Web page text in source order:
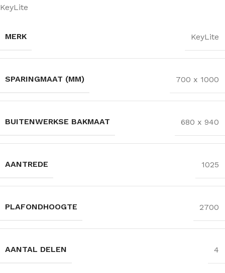
KeyLite
MERK KeyLite
SPARINGMAAT (MM) 700 x 1000
BUITENWERKSE BAKMAAT 680 x 940
AANTREDE 1025
PLAFONDHOOGTE 2700
AANTAL DELEN 4